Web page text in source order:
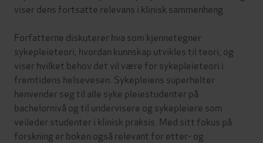
viser dens fortsatte relevans i klinisk sammenheng.
Forfatterne diskuterer hva som kjennetegner
sykepleieteori, hvordan kunnskap utvikles til teori, og
viser hvilket behov det vil være for sykepleieteori i
fremtidens helsevesen. Sykepleiens superhelter
henvender seg til alle syke pleiestudenter på
bachelornivå og til undervisere og sykepleiere som
veileder studenter i klinisk praksis. Med sitt fokus på
forskning er boken også relevant for etter- og